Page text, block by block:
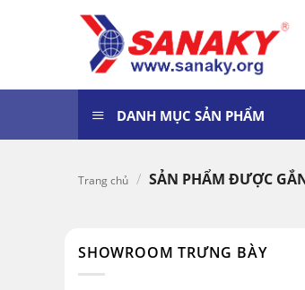
DANH MỤC SẢN PHẨM
Trang chủ / SẢN PHẨM ĐƯỢC
SHOWROOM TRƯNG BÀY